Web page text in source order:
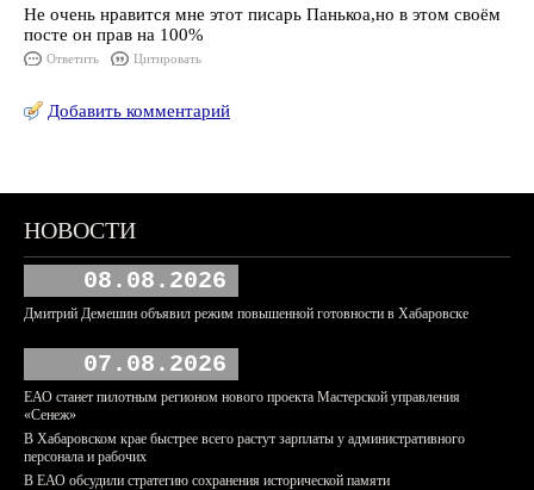
Не очень нравится мне этот писарь Панькоа,но в этом своём
посте он прав на 100%
Ответить Цитировать
Добавить комментарий
НОВОСТИ
08.08.2026
Дмитрий Демешин объявил режим повышенной готовности в Хабаровске
07.08.2026
ЕАО станет пилотным регионом нового проекта Мастерской управления
«Сенеж»
В Хабаровском крае быстрее всего растут зарплаты у административного
персонала и рабочих
В ЕАО обсудили стратегию сохранения исторической памяти